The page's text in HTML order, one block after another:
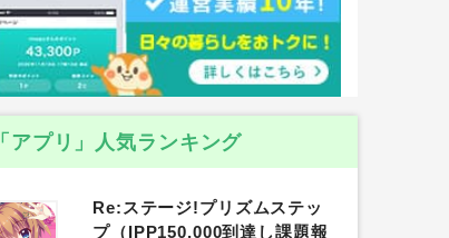
「アプリ」人気ランキング
Re:ステージ!プリズムステッ
プ（IPP150,000到達し課題報